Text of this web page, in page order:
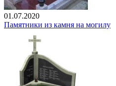
01.07.2020
Памятники из камня на могилу